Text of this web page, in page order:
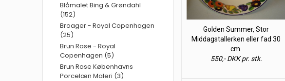
Golden Summer, Stor
Middagstallerken eller fad 30
cm.
550,- DKK pr. stk.
Blåmalet Bing & Grøndahl
(152)
Broager - Royal Copenhagen
(25)
Brun Rose - Royal
Copenhagen (5)
Brun Rose Københavns
Porcelæn Maleri (3)